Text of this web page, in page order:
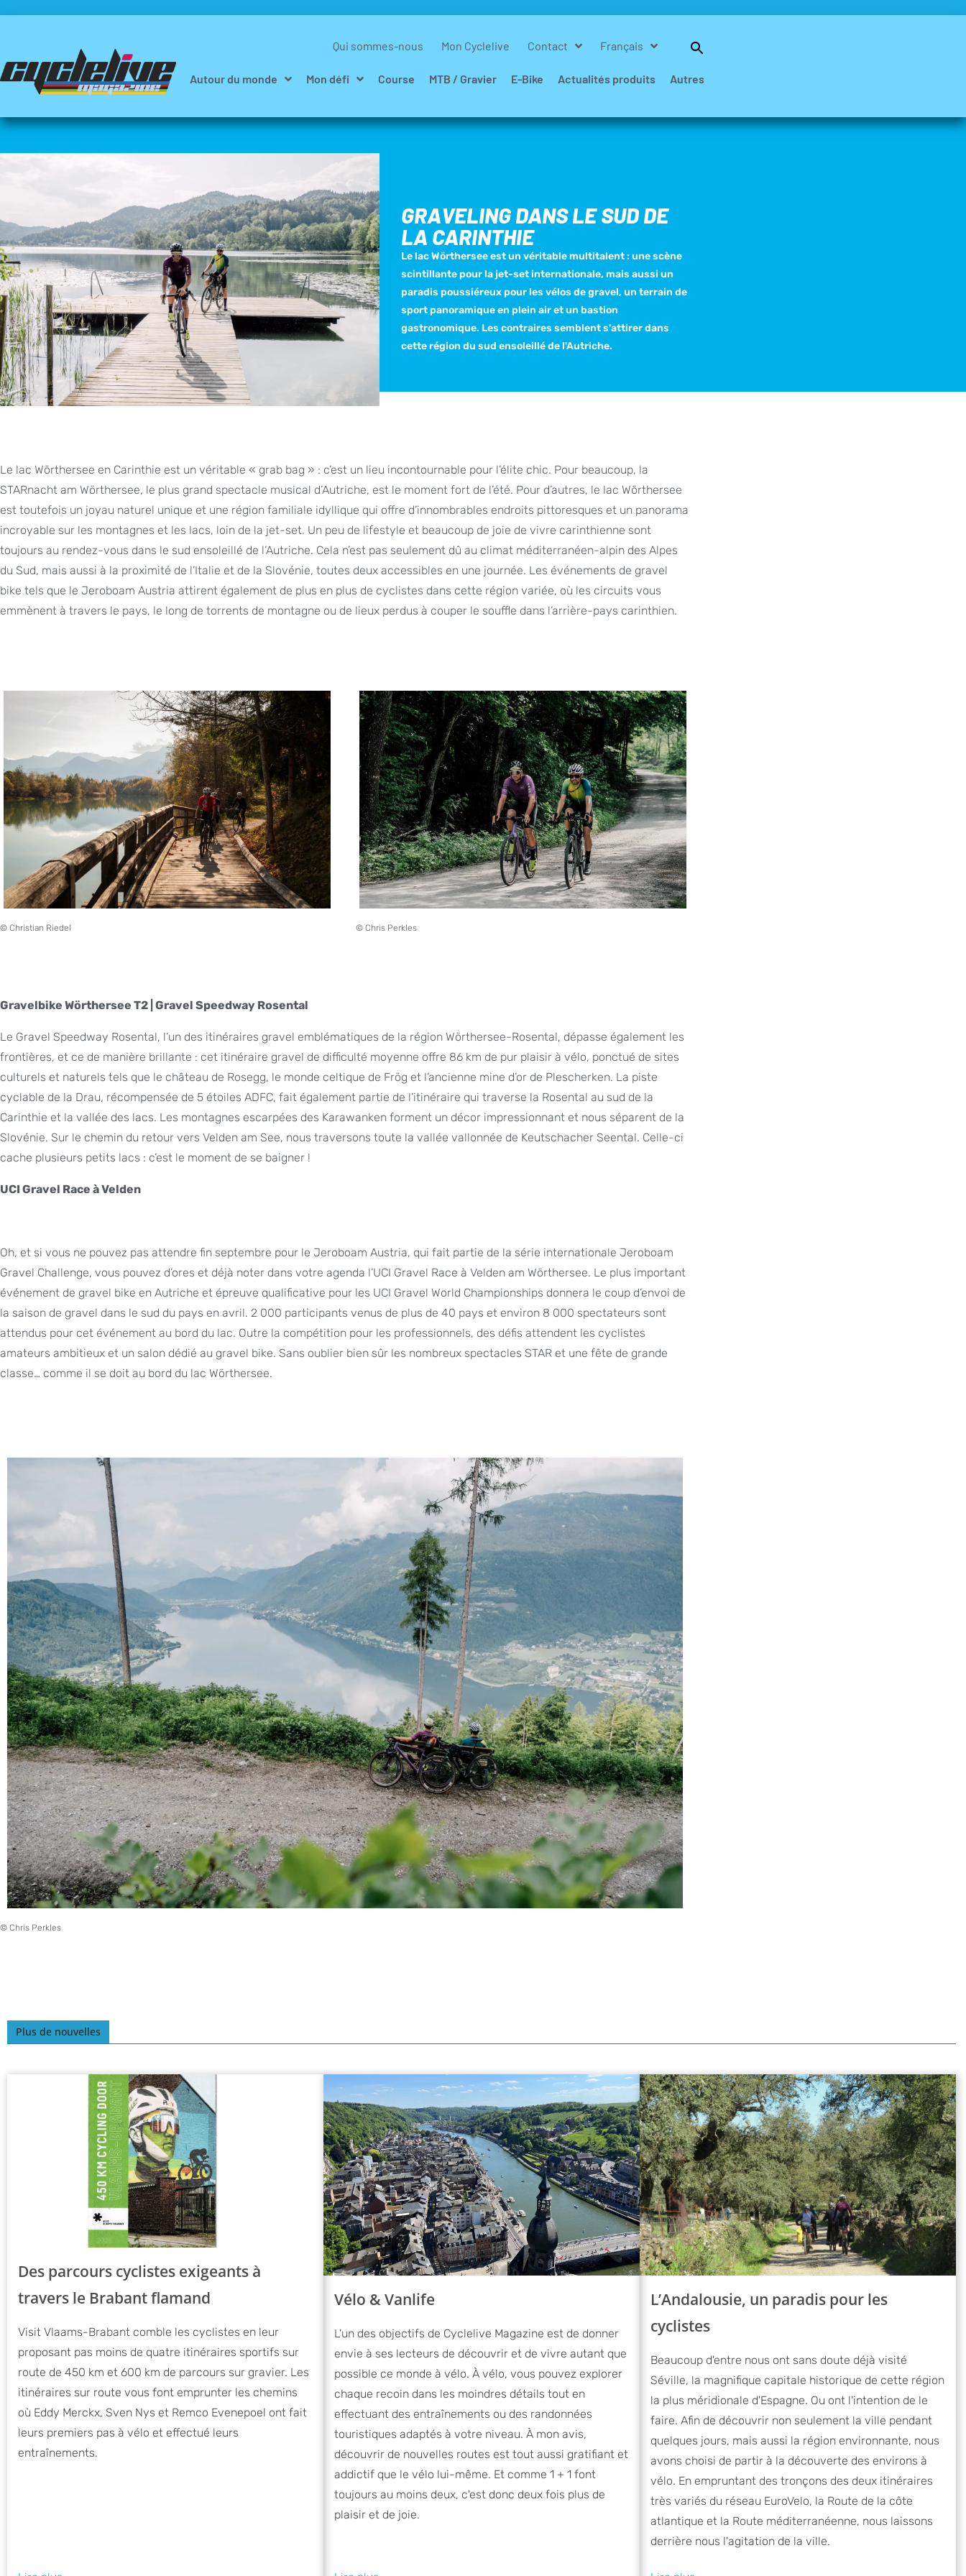
Qui sommes-nous Mon Cyclelive Contact Français
Autour du monde
Mon défi Course MTB / Gravier E-Bike Actualités produits Autres
GRAVELING DANS LE SUD DE
LA CARINTHIE
Le lac Wörthersee est un véritable multitalent : une scène
scintillante pour la jet-set internationale, mais aussi un
paradis poussiéreux pour les vélos de gravel, un terrain de
sport panoramique en plein air et un bastion
gastronomique. Les contraires semblent s'attirer dans
cette région du sud ensoleillé de l'Autriche.
Le lac Wörthersee en Carinthie est un véritable « grab bag » : c’est un lieu incontournable pour l’élite chic. Pour beaucoup, la
STARnacht am Wörthersee, le plus grand spectacle musical d’Autriche, est le moment fort de l’été. Pour d’autres, le lac Wörthersee
est toutefois un joyau naturel unique et une région familiale idyllique qui offre d’innombrables endroits pittoresques et un panorama
incroyable sur les montagnes et les lacs, loin de la jet-set. Un peu de lifestyle et beaucoup de joie de vivre carinthienne sont
toujours au rendez-vous dans le sud ensoleillé de l’Autriche. Cela n’est pas seulement dû au climat méditerranéen-alpin des Alpes
du Sud, mais aussi à la proximité de l’Italie et de la Slovénie, toutes deux accessibles en une journée. Les événements de gravel
bike tels que le Jeroboam Austria attirent également de plus en plus de cyclistes dans cette région variée, où les circuits vous
emmènent à travers le pays, le long de torrents de montagne ou de lieux perdus à couper le souffle dans l’arrière-pays carinthien.
© Christian Riedel © Chris Perkles
Gravelbike Wörthersee T2 | Gravel Speedway Rosental
Le Gravel Speedway Rosental, l’un des itinéraires gravel emblématiques de la région Wörthersee-Rosental, dépasse également les
frontières, et ce de manière brillante : cet itinéraire gravel de difficulté moyenne offre 86 km de pur plaisir à vélo, ponctué de sites
culturels et naturels tels que le château de Rosegg, le monde celtique de Frög et l’ancienne mine d’or de Plescherken. La piste
cyclable de la Drau, récompensée de 5 étoiles ADFC, fait également partie de l’itinéraire qui traverse la Rosental au sud de la
Carinthie et la vallée des lacs. Les montagnes escarpées des Karawanken forment un décor impressionnant et nous séparent de la
Slovénie. Sur le chemin du retour vers Velden am See, nous traversons toute la vallée vallonnée de Keutschacher Seental. Celle-ci
cache plusieurs petits lacs : c’est le moment de se baigner !
UCI Gravel Race à Velden
Oh, et si vous ne pouvez pas attendre fin septembre pour le Jeroboam Austria, qui fait partie de la série internationale Jeroboam
Gravel Challenge, vous pouvez d’ores et déjà noter dans votre agenda l’UCI Gravel Race à Velden am Wörthersee. Le plus important
événement de gravel bike en Autriche et épreuve qualificative pour les UCI Gravel World Championships donnera le coup d’envoi de
la saison de gravel dans le sud du pays en avril. 2 000 participants venus de plus de 40 pays et environ 8 000 spectateurs sont
attendus pour cet événement au bord du lac. Outre la compétition pour les professionnels, des défis attendent les cyclistes
amateurs ambitieux et un salon dédié au gravel bike. Sans oublier bien sûr les nombreux spectacles STAR et une fête de grande
classe… comme il se doit au bord du lac Wörthersee.
© Chris Perkles
Plus de nouvelles
Des parcours cyclistes exigeants à
travers le Brabant flamand
Visit Vlaams-Brabant comble les cyclistes en leur
proposant pas moins de quatre itinéraires sportifs sur
route de 450 km et 600 km de parcours sur gravier. Les
itinéraires sur route vous font emprunter les chemins
où Eddy Merckx, Sven Nys et Remco Evenepoel ont fait
leurs premiers pas à vélo et effectué leurs
entraînements.
Vélo & Vanlife
L'un des objectifs de Cyclelive Magazine est de donner
envie à ses lecteurs de découvrir et de vivre autant que
possible ce monde à vélo. À vélo, vous pouvez explorer
chaque recoin dans les moindres détails tout en
effectuant des entraînements ou des randonnées
touristiques adaptés à votre niveau. À mon avis,
découvrir de nouvelles routes est tout aussi gratifiant et
addictif que le vélo lui-même. Et comme 1 + 1 font
toujours au moins deux, c'est donc deux fois plus de
plaisir et de joie.
L’Andalousie, un paradis pour les
cyclistes
Beaucoup d'entre nous ont sans doute déjà visité
Séville, la magnifique capitale historique de cette région
la plus méridionale d'Espagne. Ou ont l'intention de le
faire. Afin de découvrir non seulement la ville pendant
quelques jours, mais aussi la région environnante, nous
avons choisi de partir à la découverte des environs à
vélo. En empruntant des tronçons des deux itinéraires
très variés du réseau EuroVelo, la Route de la côte
atlantique et la Route méditerranéenne, nous laissons
derrière nous l'agitation de la ville.